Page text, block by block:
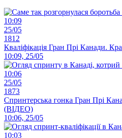
10:09
25/05
1812
Кваліфікація Гран Прі Канади.
10:09, 25/05
10:06
25/05
1873
Спринтерська гонка Гран Прі
(ВІДЕО)
10:06, 25/05
10:03